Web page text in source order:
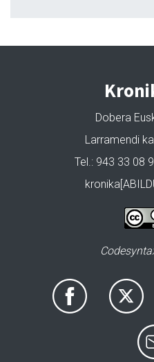
Dobera
Larramendi
Tel.: 943 33 08